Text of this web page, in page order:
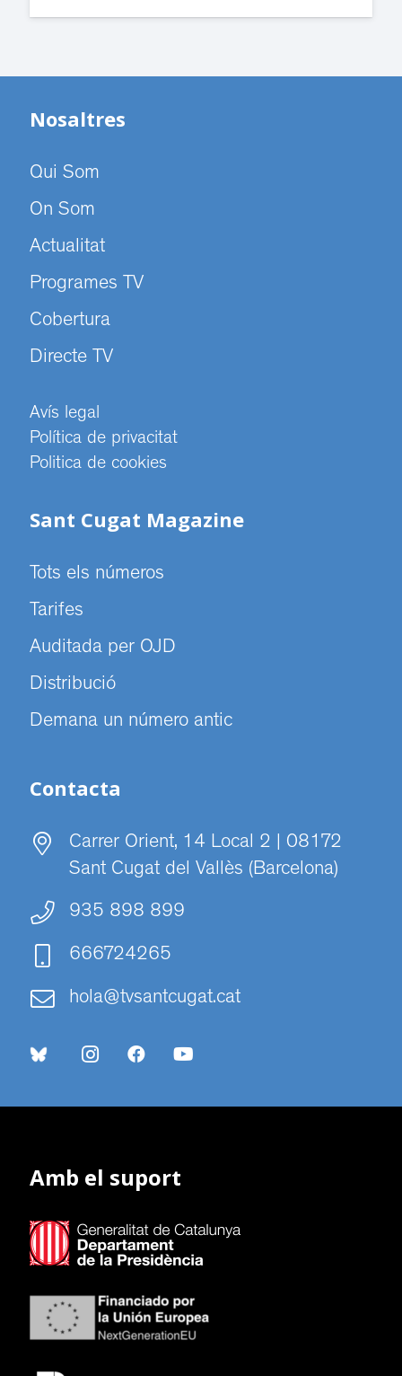
Nosaltres
Qui Som
On Som
Actualitat
Programes TV
Cobertura
Directe TV
Avís legal
Política de privacitat
Politica de cookies
Sant Cugat Magazine
Tots els números
Tarifes
Auditada per OJD
Distribució
Demana un número antic
Contacta
Carrer Orient, 14 Local 2 | 08172
Sant Cugat del Vallès (Barcelona)
935 898 899
666724265
hola@tvsantcugat.cat
Amb el suport